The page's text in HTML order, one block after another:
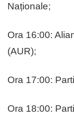
Naționale;
Ora 16:00:
(AUR);
Ora 17:00:
Ora 18:00: